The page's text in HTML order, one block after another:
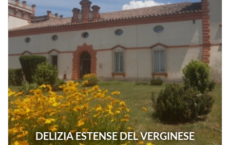
DELIZIA ESTENSE DEL VERGINESE